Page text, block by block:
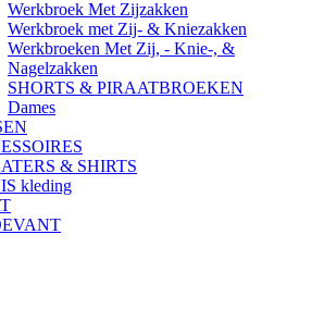
Werkbroek Met Zijzakken
Werkbroek met Zij- & Kniezakken
Werkbroeken Met Zij, - Knie-, &
Nagelzakken
SHORTS & PIRAATBROEKEN
Dames
& SHIRTS
kleding